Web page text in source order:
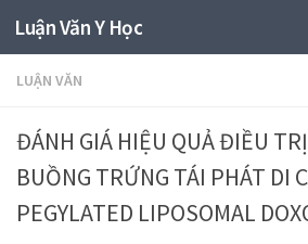
Luận Văn Y Học
LUẬN VĂN
ĐÁNH GIÁ HIỆU QUẢ ĐIỀU
BUỒNG TRỨNG TÁI PHÁT DI
PEGYLATED LIPOSOMAL